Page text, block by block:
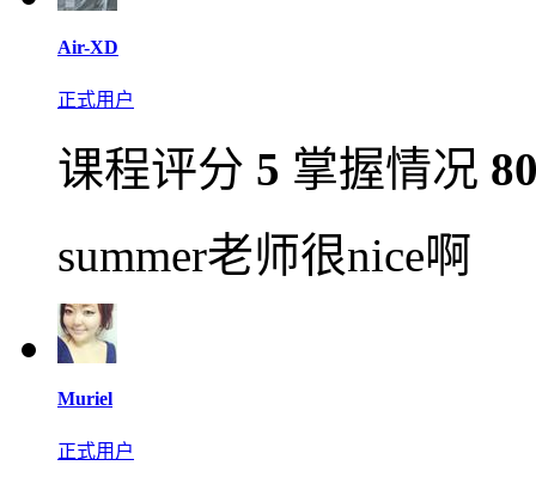
Air-XD
正式用户
课程评分 5 掌握情况
summer老师很nice啊
Muriel
正式用户